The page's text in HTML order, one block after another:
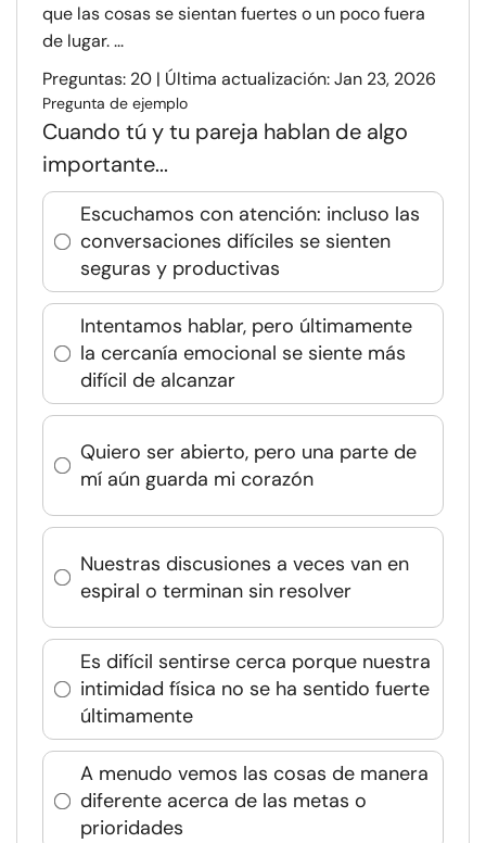
que las cosas se sientan fuertes o un poco fuera
de lugar. ...
Preguntas: 20 | Última actualización: Jan 23, 2026
Pregunta de ejemplo
Cuando tú y tu pareja hablan de algo
importante...
Escuchamos con atención: incluso las
conversaciones difíciles se sienten
seguras y productivas
Intentamos hablar, pero últimamente
la cercanía emocional se siente más
difícil de alcanzar
Quiero ser abierto, pero una parte de
mí aún guarda mi corazón
Nuestras discusiones a veces van en
espiral o terminan sin resolver
Es difícil sentirse cerca porque nuestra
intimidad física no se ha sentido fuerte
últimamente
A menudo vemos las cosas de manera
diferente acerca de las metas o
prioridades